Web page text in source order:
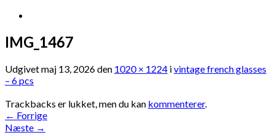
IMG_1467
Udgivetmaj 13, 2026den 1020 × 1224 ivintage french glasses
– 6 pcs
Trackbacks er lukket, men du kan kommenterer.
← Forrige
Næste →